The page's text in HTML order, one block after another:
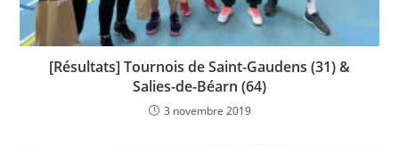
[Résultats] Tournois de Saint-Gaudens (31) &
Salies-de-Béarn (64)
3 novembre 2019